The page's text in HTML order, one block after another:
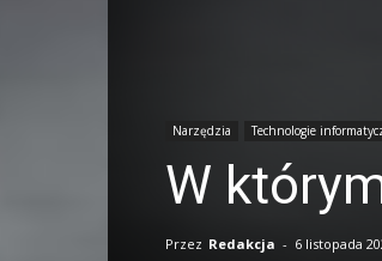
Narzędzia Technologie
W
Przez Redakcja - 6 listopada